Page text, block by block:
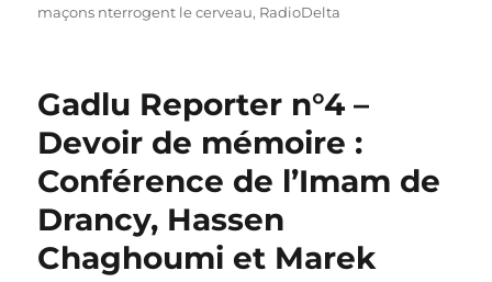
maçons nterrogent le cerveau, RadioDelta
Gadlu Reporter n°4 –
Devoir de mémoire :
Conférence de l’Imam de
Drancy, Hassen
Chaghoumi et Marek